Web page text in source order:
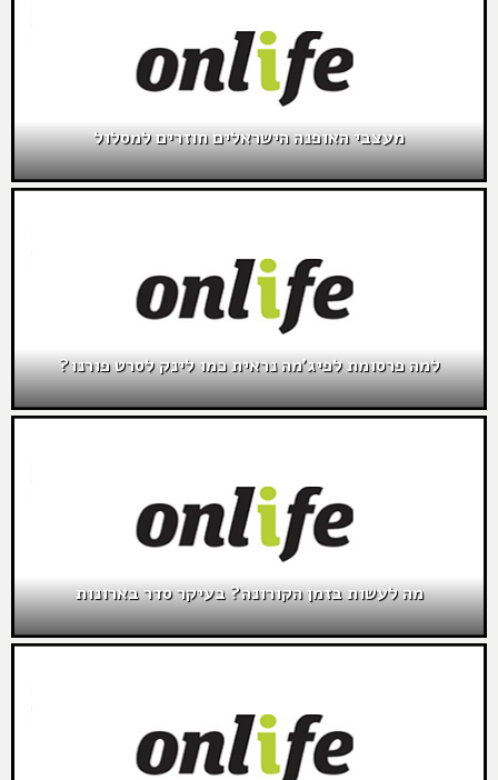
מעצבי האופנה הישראלים חוזרים למסלול
למה פרסומת לפיג'מה נראית כמו לינק לסרט פורנו?
מה לעשות בזמן הקורונה? בעיקר סדר בארונות